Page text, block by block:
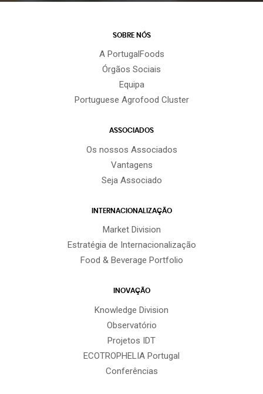
SOBRE NÓS
A PortugalFoods
Órgãos Sociais
Equipa
Portuguese Agrofood Cluster
ASSOCIADOS
Os nossos Associados
Vantagens
Seja Associado
INTERNACIONALIZAÇÃO
Market Division
Estratégia de Internacionalização
Food & Beverage Portfolio
INOVAÇÃO
Knowledge Division
Observatório
Projetos IDT
ECOTROPHELIA Portugal
Conferências